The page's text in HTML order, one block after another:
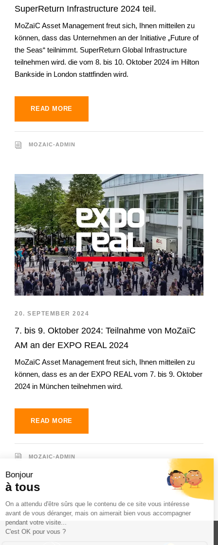
SuperReturn Infrastructure 2024 teil.
MoZaïC Asset Management freut sich, Ihnen mitteilen zu
können, dass das Unternehmen an der Initiative „Future of
the Seas“ teilnimmt. SuperReturn Global Infrastructure
teilnehmen wird. die vom 8. bis 10. Oktober 2024 im Hilton
Bankside in London stattfinden wird.
READ MORE
MOZAIC-ADMIN
20. SEPTEMBER 2024
7. bis 9. Oktober 2024: Teilnahme von MoZaïC
AM an der EXPO REAL 2024
MoZaïC Asset Management freut sich, Ihnen mitteilen zu
können, dass es an der EXPO REAL vom 7. bis 9. Oktober
2024 in München teilnehmen wird.
READ MORE
MOZAIC-ADMIN